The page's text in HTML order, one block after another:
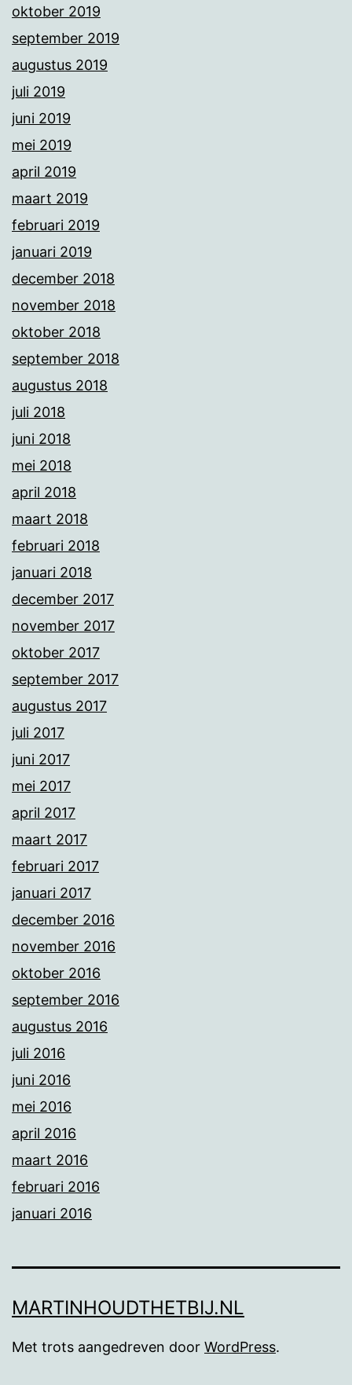
oktober 2019
september 2019
augustus 2019
juli 2019
juni 2019
mei 2019
april 2019
maart 2019
februari 2019
januari 2019
december 2018
november 2018
oktober 2018
september 2018
augustus 2018
juli 2018
juni 2018
mei 2018
april 2018
maart 2018
februari 2018
januari 2018
december 2017
november 2017
oktober 2017
september 2017
augustus 2017
juli 2017
juni 2017
mei 2017
april 2017
maart 2017
februari 2017
januari 2017
december 2016
november 2016
oktober 2016
september 2016
augustus 2016
juli 2016
juni 2016
mei 2016
april 2016
maart 2016
februari 2016
januari 2016
MARTINHOUDTHETBIJ.NL
Met trots aangedreven door WordPress.